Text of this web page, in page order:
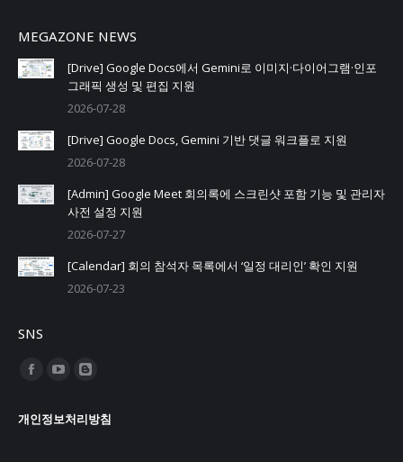
MEGAZONE NEWS
[Drive] Google Docs에서 Gemini로 이미지·다이어그램·인포
그래픽 생성 및 편집 지원
2026-07-28
[Drive] Google Docs, Gemini 기반 댓글 워크플로 지원
2026-07-28
[Admin] Google Meet 회의록에 스크린샷 포함 기능 및 관리자
사전 설정 지원
2026-07-27
[Calendar] 회의 참석자 목록에서 ‘일정 대리인’ 확인 지원
2026-07-23
SNS
Find us on:
Facebook
opens
YouTube
opens
Blogger
opens
개인정보처리방침